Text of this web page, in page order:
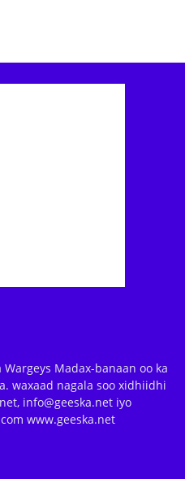
Wargeys Madax-banaan oo ka
waxaad nagala soo xidhiidhi
info@geeska.net iyo
www.geeska.net